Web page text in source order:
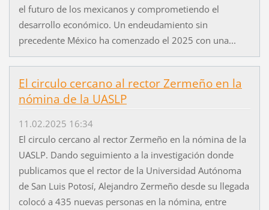
el futuro de los mexicanos y comprometiendo el
desarrollo económico. Un endeudamiento sin
precedente México ha comenzado el 2025 con una...
El circulo cercano al rector Zermeño en la
nómina de la UASLP
11.02.2025 16:34
El circulo cercano al rector Zermeño en la nómina de la
UASLP. Dando seguimiento a la investigación donde
publicamos que el rector de la Universidad Autónoma
de San Luis Potosí, Alejandro Zermeño desde su llegada
colocó a 435 nuevas personas en la nómina, entre